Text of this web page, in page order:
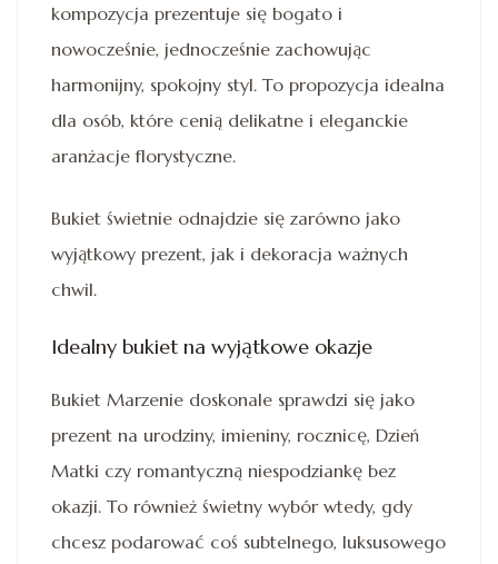
kompozycja prezentuje się bogato i
nowocześnie, jednocześnie zachowując
harmonijny, spokojny styl. To propozycja idealna
dla osób, które cenią delikatne i eleganckie
aranżacje florystyczne.
Bukiet świetnie odnajdzie się zarówno jako
wyjątkowy prezent, jak i dekoracja ważnych
chwil.
Idealny bukiet na wyjątkowe okazje
Bukiet Marzenie doskonale sprawdzi się jako
prezent na urodziny, imieniny, rocznicę, Dzień
Matki czy romantyczną niespodziankę bez
okazji. To również świetny wybór wtedy, gdy
chcesz podarować coś subtelnego, luksusowego